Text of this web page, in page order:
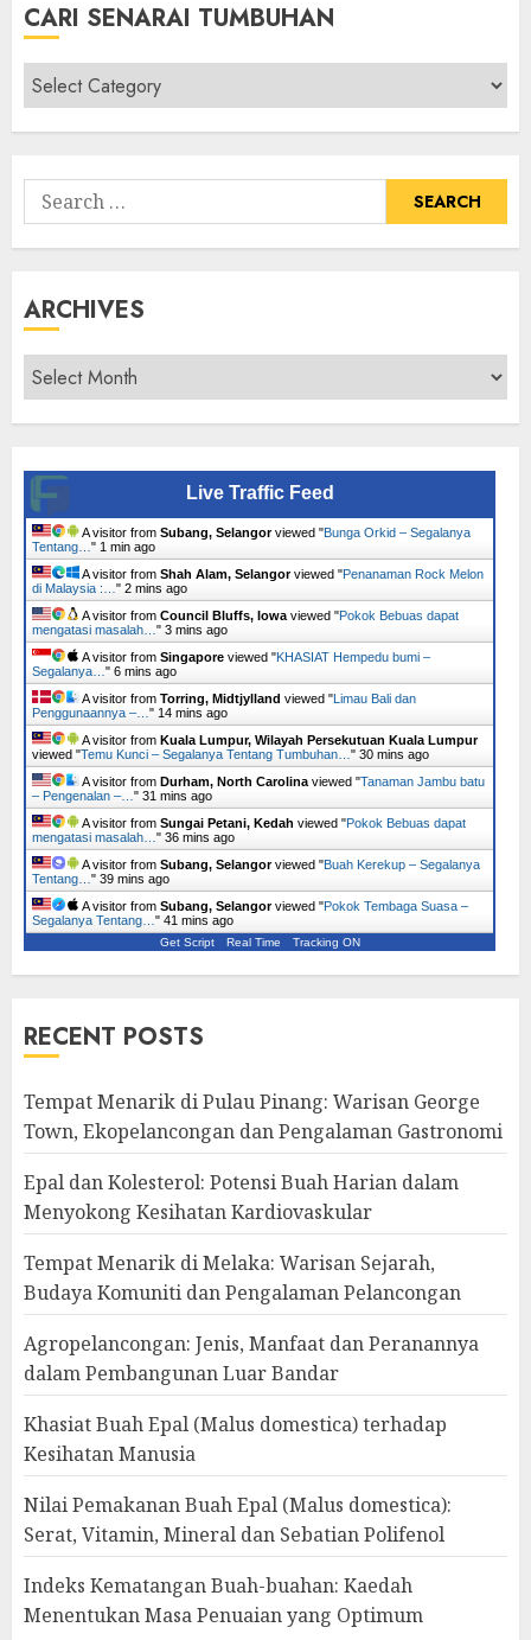
CARI SENARAI TUMBUHAN
Cari
Senarai
Tumbuhan
Search
for:
ARCHIVES
Archives
Live Traffic Feed
A visitor from Subang, Selangorviewed "Bunga Orkid – Segalanya
Tentang… " 1 min ago
A visitor from Shah Alam, Selangorviewed "Penanaman Rock Melon
di Malaysia :… " 2 mins ago
A visitor from Council Bluffs, Iowa viewed "Pokok Bebuas dapat
mengatasi masalah… " 3 mins ago
A visitor from Singapore viewed "KHASIAT Hempedu bumi –
Segalanya… " 6 mins ago
A visitor from Torring, Midtjylland viewed "Limau Bali dan
Penggunaannya –… " 14 mins ago
A visitor from Kuala Lumpur, Wilayah Persekutuan Kuala Lumpur
viewed "Temu Kunci – Segalanya Tentang Tumbuhan… " 30 mins ago
A visitor from Durham, North Carolina viewed "Tanaman Jambu batu
– Pengenalan –… " 31 mins ago
A visitor from Sungai Petani, Kedah viewed "Pokok Bebuas dapat
mengatasi masalah… " 36 mins ago
A visitor from Subang, Selangorviewed "Buah Kerekup – Segalanya
Tentang… " 39 mins ago
A visitor from Subang, Selangorviewed "Pokok Tembaga Suasa –
Segalanya Tentang… " 41 mins ago
Get Script Real Time Tracking ON
RECENT POSTS
Tempat Menarik di Pulau Pinang: Warisan George
Town, Ekopelancongan dan Pengalaman Gastronomi
Epal dan Kolesterol: Potensi Buah Harian dalam
Menyokong Kesihatan Kardiovaskular
Tempat Menarik di Melaka: Warisan Sejarah,
Budaya Komuniti dan Pengalaman Pelancongan
Agropelancongan: Jenis, Manfaat dan Peranannya
dalam Pembangunan Luar Bandar
Khasiat Buah Epal (Malus domestica) terhadap
Kesihatan Manusia
Nilai Pemakanan Buah Epal (Malus domestica):
Serat, Vitamin, Mineral dan Sebatian Polifenol
Indeks Kematangan Buah-buahan: Kaedah
Menentukan Masa Penuaian yang Optimum